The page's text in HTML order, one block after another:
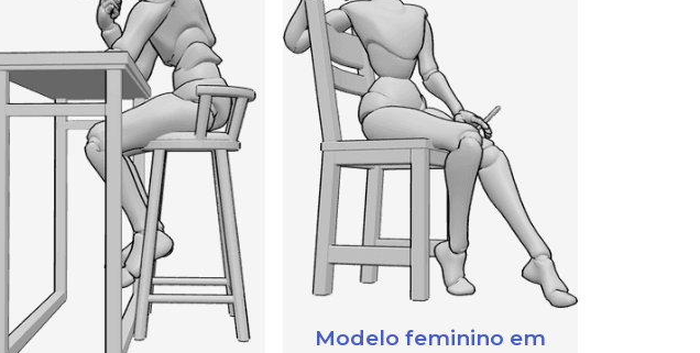
Modelo feminino em